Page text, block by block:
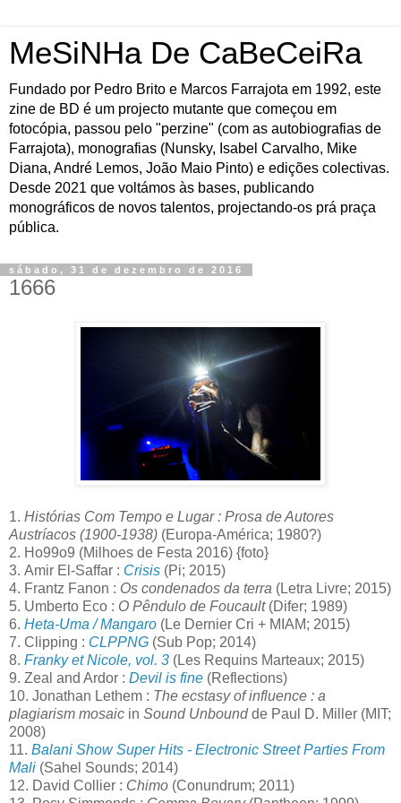
MeSiNHa De CaBeCeiRa
Fundado por Pedro Brito e Marcos Farrajota em 1992, este
zine de BD é um projecto mutante que começou em
fotocópia, passou pelo "perzine" (com as autobiografias de
Farrajota), monografias (Nunsky, Isabel Carvalho, Mike
Diana, André Lemos, João Maio Pinto) e edições colectivas.
Desde 2021 que voltámos às bases, publicando
monográficos de novos talentos, projectando-os prá praça
pública.
sábado, 31 de dezembro de 2016
1666
1. Histórias Com Tempo e Lugar : Prosa de Autores
Austríacos (1900-1938) (Europa-América; 1980?)
2. Ho99o9 (Milhoes de Festa 2016) {foto}
3. Amir El-Saffar : Crisis (Pi; 2015)
4. Frantz Fanon : Os condenados da terra (Letra Livre; 2015)
5. Umberto Eco : O Pêndulo de Foucault(Difer; 1989)
6. Heta-Uma / Mangaro (Le Dernier Cri + MIAM; 2015)
7. Clipping : CLPPNG (Sub Pop; 2014)
8. Franky et Nicole, vol. 3 (Les Requins Marteaux; 2015)
9. Zeal and Ardor : Devil is fine (Reflections)
10. Jonathan Lethem : The ecstasy of influence : a
plagiarism mosaic in Sound Unboundde Paul D. Miller (MIT;
2008)
11. Balani Show Super Hits - Electronic Street Parties From
Mali (Sahel Sounds; 2014)
12. David Collier : Chimo (Conundrum; 2011)